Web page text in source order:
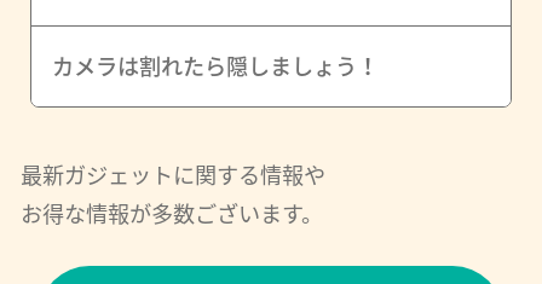
カメラは割れたら隠しましょう！
最新ガジェットに関する情報や
お得な情報が多数ございます。